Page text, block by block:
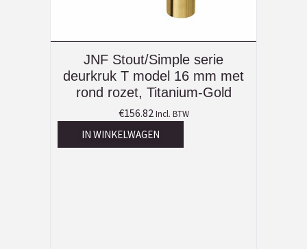
JNF Stout/Simple serie
deurkruk T model 16 mm met
rond rozet, Titanium-Gold
€156.82 Incl. BTW
IN WINKELWAGEN